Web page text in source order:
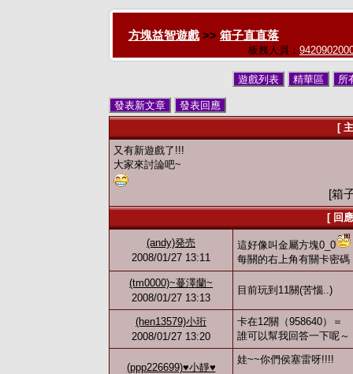
方塊益智遊戲>> 箱子直直落
板務人員：
遊戲列表 精華區 所
發表新文章
發表回應
[
又有新遊戲了!!!
大家來討論吧~
[箱
[ 回
(andy)発売
2008/01/27 13:11
這好像叫金屬方塊0_0
每關的右上角有關卡密碼
(tm0000)~蔓澤蘭~
2008/01/27 13:13
目前玩到11關(苦惱..)
(hen13579)小珩
2008/01/27 13:20
卡在12關（958640）＝
誰可以幫我回答一下呢～
(ppp226699)♥小靜♥
娃~~你們侯塞雷呀!!!!